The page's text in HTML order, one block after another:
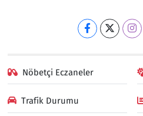
Nöbetçi Eczaneler
Trafik Durumu